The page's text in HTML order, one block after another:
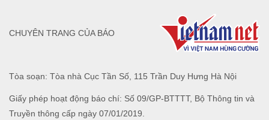
Tòa soạn: Tòa nhà Cục Tần Số, 115 Trần Duy Hưng Hà Nội
Giấy phép hoạt động báo chí: Số 09/GP-BTTTT, Bộ Thông tin và
Truyền thông cấp ngày 07/01/2019.
CHUYÊN TRANG CỦA BÁO